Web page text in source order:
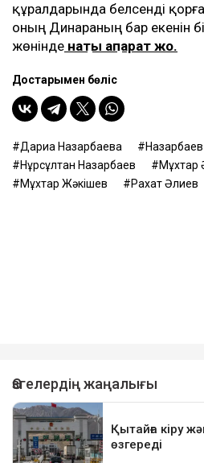
құралдарында белсенді
оның Динараның бар екенін
жөнінде нақты ақпарат жоқ.
Достарыңмен бөліс
Дариға Назарбаева
Назарбаев
Нұрсұлтан Назарбаев
Мұхтар
Мұхтар Жәкішев
Рахат Әлиев